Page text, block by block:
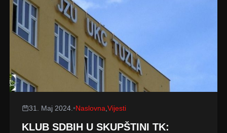
ZASTUPNICI
31. Maj 2024. •Naslovna Vijesti
KLUB SDBIH U SKUPŠTINI TK: